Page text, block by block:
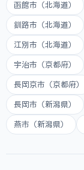
函館市（北海道）
釧路市（北海道）
江別市（北海道）
宇治市（京都府）
長岡京市（京都府）
長岡市（新潟県）
燕市（新潟県）